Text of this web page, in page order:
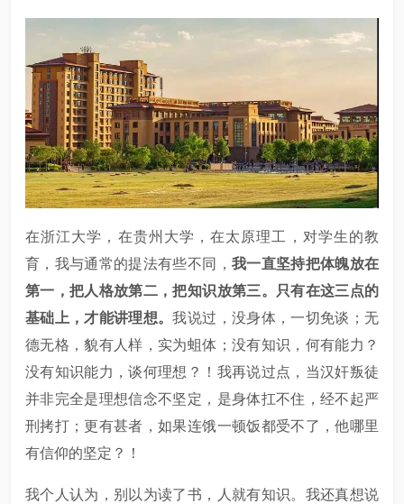
在浙江大学，在贵州大学，在太原理工，对学生的教
育，我与通常的提法有些不同， 我一直坚持把体魄放在
第一，把人格放第二，把知识放第三。只有在这三点的
基础上，才能讲理想。我说过，没身体，一切免谈；无
德无格，貌有人样，实为蛆体；没有知识，何有能力？
没有知识能力，谈何理想？！我再说过点，当汉奸叛徒
并非完全是理想信念不坚定，是身体扛不住，经不起严
刑拷打；更有甚者，如果连饿一顿饭都受不了，他哪里
有信仰的坚定？！
我个人认为，别以为读了书，人就有知识。我还真想说